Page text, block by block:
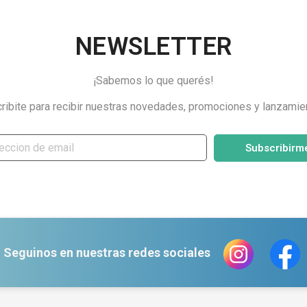
NEWSLETTER
¡Sabemos lo que querés!
para recibir nuestras novedades, promociones y
Seguinos en nuestras redes sociales